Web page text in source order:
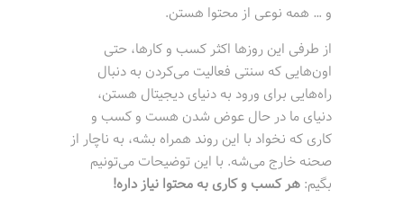
و … همه نوعی از محتوا هستن.
از طرفی اين روزها اكثر كسب و كارها، حتی
اون‌هایی که سنتی فعالیت می‌کردن به دنبال
راه‌هایی برای ورود به دنیای دیجیتال هستن،
دنیای ما در حال عوض شدن هست و کسب و
کاری که نخواد با این روند همراه بشه، به ناچار از
صحنه خارج می‌شه. با این توضیحات می‌تونیم
بگیم: هر کسب و کاری به محتوا نیاز داره!